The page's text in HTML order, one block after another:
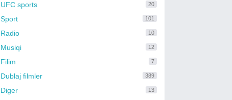
UFC sports 20
Sport 101
Radio 10
Musiqi 12
Filim 7
Dublaj filmler 389
Diger 13